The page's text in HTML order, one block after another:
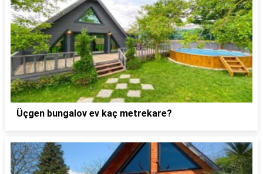
Üçgen bungalov ev kaç metrekare?